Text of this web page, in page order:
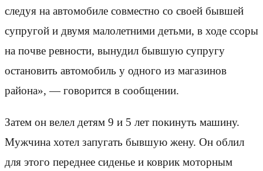
следуя на автомобиле совместно со своей бывшей
супругой и двумя малолетними детьми, в ходе ссоры
на почве ревности, вынудил бывшую супругу
остановить автомобиль у одного из магазинов
района», — говорится в сообщении.
Затем он велел детям 9 и 5 лет покинуть машину.
Мужчина хотел запугать бывшую жену. Он облил
для этого переднее сиденье и коврик моторным